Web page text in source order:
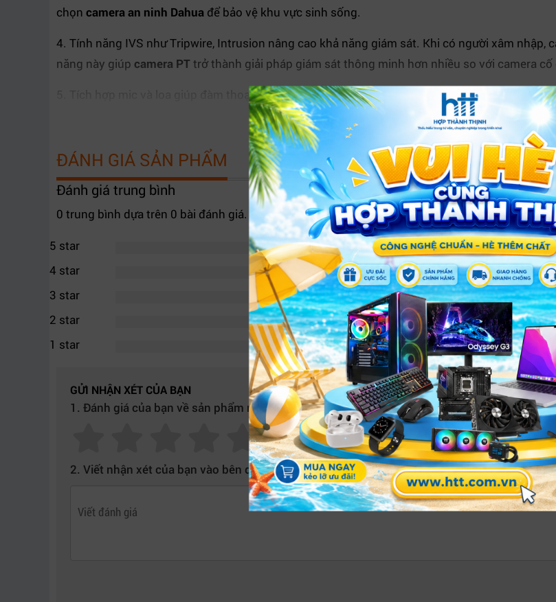
chọn camera an ninh Dahua để bảo vệ khu vực sinh sống.
4. Tính năng IVS như Tripwire, Intrusion nâng cao khả năng giám sát. Khi có người xâm nhập,
năng này giúp camera PTtrở thành giải pháp giám sát thông minh hơn nhiều so với camera cố
5. Tích hợp mic và loa giúp đàm thoại 2 chiều, phù hợp cho cửa hàng, nhà kho hay gọi thông
Ngoài ra, sản phẩm còn hỗ trợ thẻ nhớ 256GB, chuẩn ONVIF và kết nối P2P dễ dàng qua điện
trong mưa nắng, phù hợp lắp đặt ngoài trời.
XEM THÊM
ĐÁNH GIÁ SẢN PHẨM
Đánh giá trung bình
0 trung bình dựa trên 0 bài đánh giá.
5 star
4 star
3 star
2 star
1 star
GỬI NHẬN XÉT CỦA BẠN
1. Đánh giá của bạn về sản phẩm này:
2. Viết nhận xét của bạn vào bên dưới: